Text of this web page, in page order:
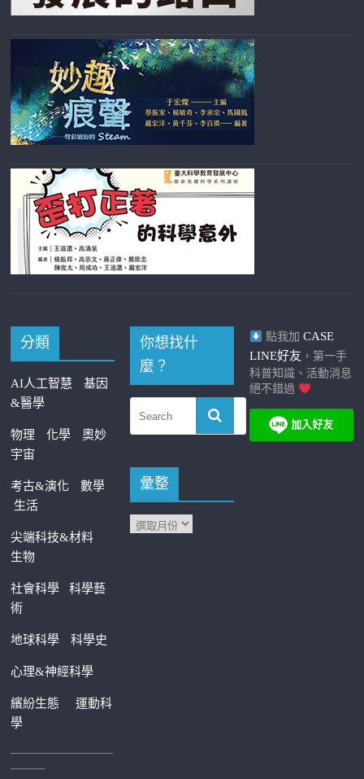
分類
AI人工智慧
基因
&醫學
物理 化學
奧妙
宇宙
考古&演化
數學
生活
尖端科技&材料
生物
社會科學科學藝
術
地球科學 科學史
心理&神經科學
繽紛生態運動科
學
—————————
———
你想找什
麼？
彙整
點我加 CASE
LINE好友 ，第一手
科普知識、活動消息
絕不錯過